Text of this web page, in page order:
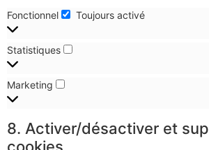
Fonctionnel Toujours activé
Statistiques
Marketing
8. Activer/désactiver et